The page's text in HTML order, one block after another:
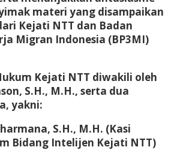
materi yang disampaikan
Kejati NTT dan Badan
Migran Indonesia (BP3MI)
Kejati NTT diwakili oleh
S.H., M.H., serta dua
yakni:
S.H., M.H. (Kasi
Bidang Intelijen Kejati NTT)